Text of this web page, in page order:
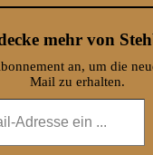
mehr von
an, um die
Mail zu erhalten.